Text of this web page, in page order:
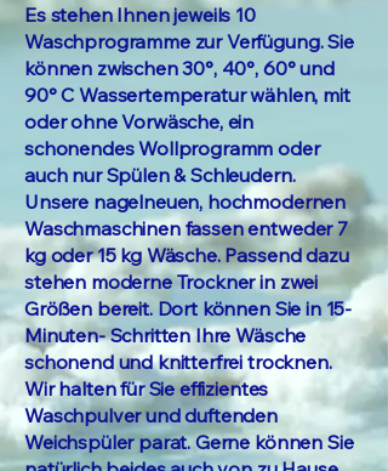
Es stehen Ihnen jeweils 10
Waschprogramme zur Verfügung. Sie
können zwischen 30°, 40°, 60° und
90° C Wassertemperatur wählen, mit
oder ohne Vorwäsche, ein
schonendes Wollprogramm oder
auch nur Spülen & Schleudern.
Unsere nagelneuen, hochmodernen
Waschmaschinen fassen entweder 7
kg oder 15 kg Wäsche. Passend dazu
stehen moderne Trockner in zwei
Größen bereit. Dort können Sie in 15-
Minuten- Schritten Ihre Wäsche
schonend und knitterfrei trocknen.
Wir halten für Sie effizientes
Waschpulver und duftenden
Weichspüler parat. Gerne können Sie